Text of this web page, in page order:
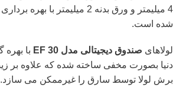
4 میلیمتر و ورق بدنه 2 میلیمتر
شده است.
لولاهای صندوق دیجیتالی مدل EF 30
با بهره
دنیا بصورت مخفی ساخته شده که علاوه بر
برش لولا توسط سارق را غیرممکن می سازد.